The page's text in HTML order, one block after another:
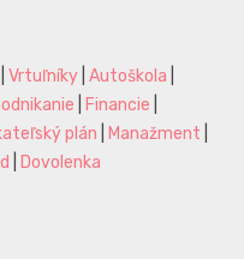
Vrtuľníky Autoškola
Financie
plán Manažment
Dovolenka